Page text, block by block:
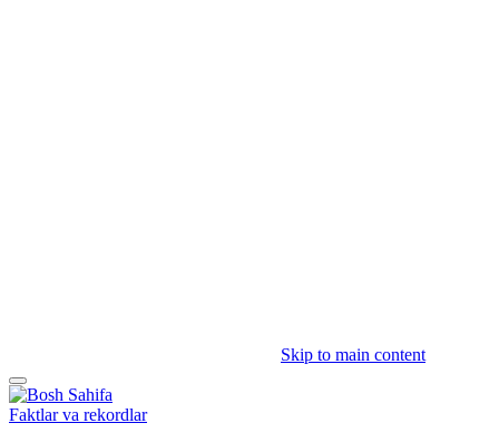
Skip to main content
Faktlar va rekordlar